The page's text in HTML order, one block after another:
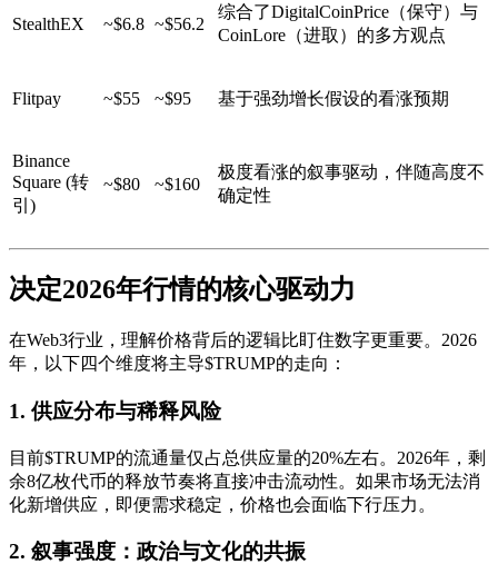
StealthEX ~$6.8 ~$56.2
综合了DigitalCoinPrice（保守）与
CoinLore（进取）的多方观点
Flitpay ~$55 ~$95 基于强劲增长假设的看涨预期
Binance
Square (转
引)
~$80 ~$160
极度看涨的叙事驱动，伴随高度不
确定性
决定2026年行情的核心驱动力
在Web3行业，理解价格背后的逻辑比盯住数字更重要。2026
年，以下四个维度将主导$TRUMP的走向：
1. 供应分布与稀释风险
目前$TRUMP的流通量仅占总供应量的20%左右。2026年，剩
余8亿枚代币的释放节奏将直接冲击流动性。如果市场无法消
化新增供应，即便需求稳定，价格也会面临下行压力。
2. 叙事强度：政治与文化的共振